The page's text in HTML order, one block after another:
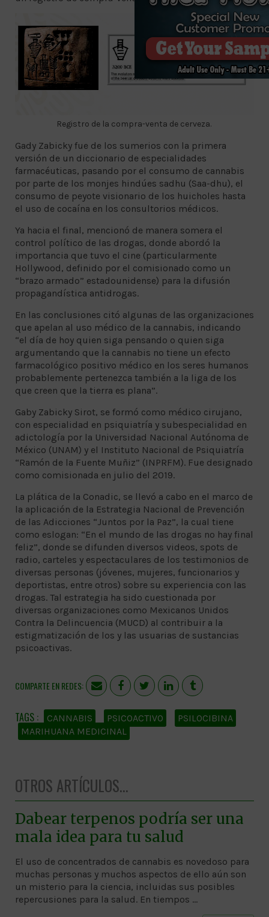
Registro de la compra-venta de cerveza.
Gady Zabicky fue de los sumerios con la primera
versión de un diccionario de especialidades
farmacéuticas, pasando por el consumo de cannabis
por parte de los monjes hindúes sadhu (Saa-dhu), el
consumo de peyote visionario de los huicholes hasta
el uso de cocaína en los consultorios médicos.
Ya hacia el final, mencionó de manera somera el
control político de las drogas, donde abordó la
importancia que tuvo el cine (particularmente
Hollywood, definido por el comisionado como un
“brazo armado” estadounidense) para la difusión
propagandística antidrogas.
En las conclusiones citó algunas de las organizaciones
que apelan al uso médico de la cannabis, indicando
“el día de hoy quien siga pensando o quien siga
argumentando que la cannabis no tiene un efecto
farmacológico positivo médico en los seres humanos
probablemente pertenezca también a la liga de los
que creen que la tierra es plana”.
Gaby Zabicky Sirot, se formó como médico cirujano,
con especialidad en psiquiatría y subespecialidad en
adictología por la Universidad Nacional Autónoma de
México (UNAM) y el Instituto Nacional de Psiquiatría
“Ramón de la Fuente Muñiz” (INPRFM). Fue designado
como comisionada en julio del 2019.
La plática de la Conadic, se llevó a cabo en el marco de
la aplicación de la Estrategia Nacional de Prevención
de las Adicciones “Juntos por la Paz”, la cual tiene
como eslogan: “En el mundo de las drogas no hay final
feliz”, donde se difunden diversos videos, spots de
radio, carteles y espectaculares de los testimonios de
diversas personas (jóvenes, mujeres, funcionarios y
deportistas, entre otros) sobre su experiencia con las
drogas. Tal estrategia ha sido cuestionada por
diversas organizaciones como Mexicanos Unidos
Contra la Delincuencia (MUCD) al contribuir a la
estigmatización de los y las usuarias de sustancias
psicoactivas.
COMPARTE EN REDES:
CANNABIS PSICOACTIVO
PSILOCIBINA
MARIHUANA MEDICINAL
OTROS ARTÍCULOS...
Dabear terpenos podría ser una
mala idea para tu salud
El uso de concentrados de cannabis es novedoso para
muchas personas y muchos aspectos de ello aún son
un misterio para la ciencia, incluidas sus posibles
repercusiones para la salud. En tiempos …